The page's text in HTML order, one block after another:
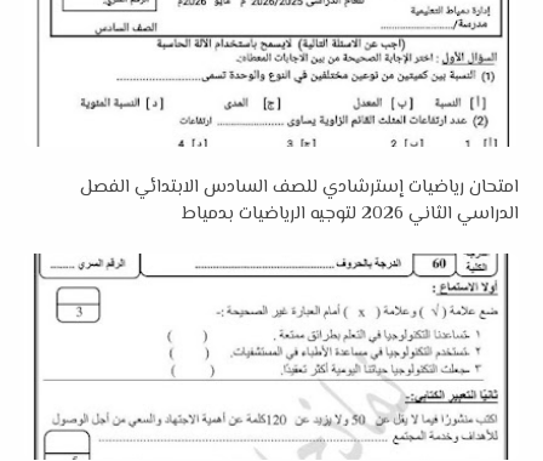
امتحان رياضيات إسترشادي للصف السادس الابتدائي الفصل
الدراسي الثاني 2026 لتوجيه الرياضيات بدمياط